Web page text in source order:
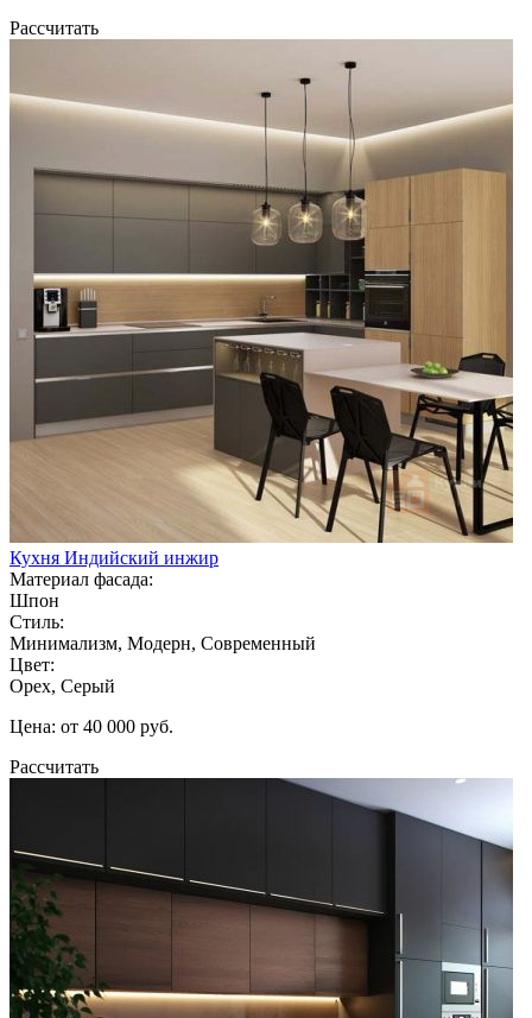
Рассчитать
Кухня Индийский инжир
Материал фасада:
Шпон
Стиль:
Минимализм, Модерн, Современный
Цвет:
Орех, Серый
Цена: от 40 000 руб.
Рассчитать